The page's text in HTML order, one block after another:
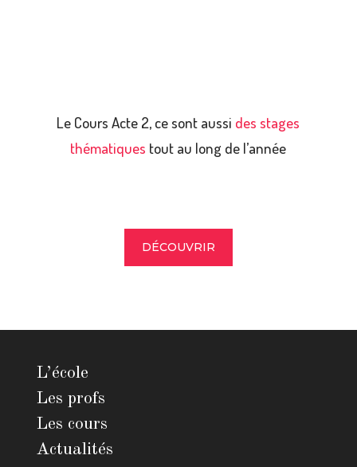
Le Cours Acte 2, ce sont aussi des stages
thématiques tout au long de l’année
DÉCOUVRIR
L’école
Les profs
Les cours
Actualités